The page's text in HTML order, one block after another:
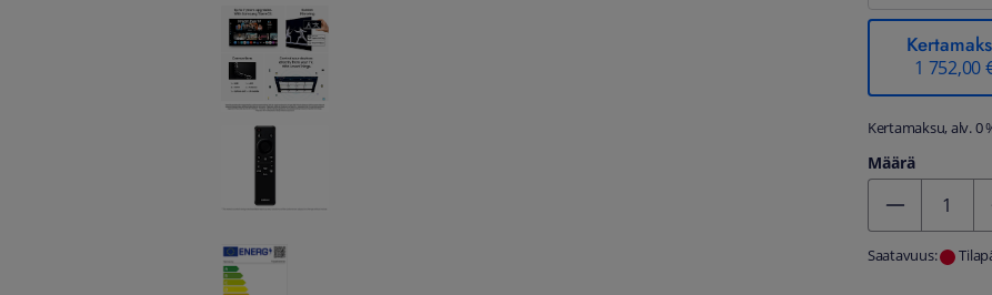
1 752,00
Kertamaksu, alv. 0
Määrä
Saatavuus: